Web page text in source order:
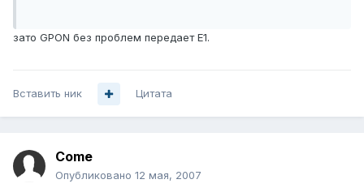
зато GPON без проблем передает Е1.
Вставить ник Цитата
Come
Опубликовано 12 мая, 2007